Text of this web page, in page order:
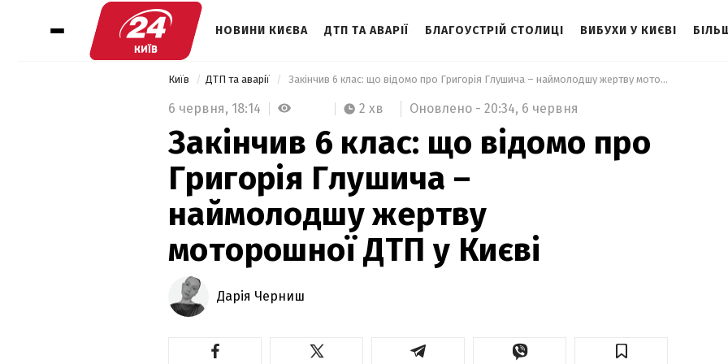
НОВИНИ КИЄВА ДТП ТА АВАРІЇ БЛАГОУСТРІЙ СТОЛИЦІ ВИБУХИ У КИЄВІ
Київ ДТП та аварії Закінчив 6 клас: що відомо про Григорія Глушича – наймолодшу жертву моторошної ДТП у Києві
6 червня, 18:14 2 хв Оновлено - 20:34, 6 червня
Закінчив 6 клас: що відомо про
Григорія Глушича –
наймолодшу жертву
моторошної ДТП у Києві
Дарія Черниш